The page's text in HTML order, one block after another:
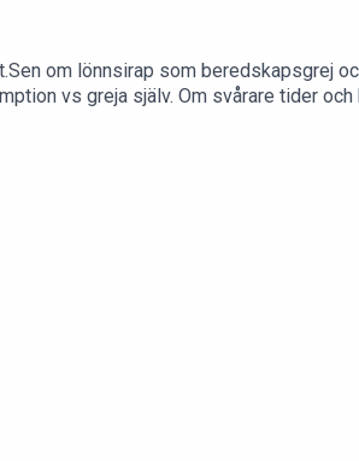
om lönnsirap som beredskapsgrej
vs greja själv. Om svårare tider